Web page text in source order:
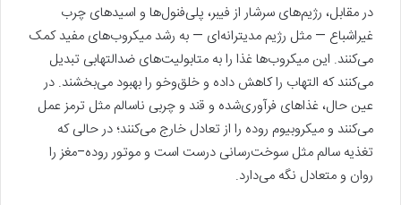
در مقابل، رژیم‌های سرشار از فیبر، پلی‌فنول‌ها و اسیدهای چرب
غیراشباع — مثل رژیم مدیترانه‌ای — به رشد میکروب‌های مفید کمک
می‌کنند. این میکروب‌ها غذا را به متابولیت‌های ضدالتهابی تبدیل
می‌کنند که التهاب را کاهش داده و خلق‌وخو را بهبود می‌بخشند. در
عین حال، غذاهای فرآوری‌شده و قند و چربی ناسالم مثل ترمز عمل
می‌کنند و میکروبیوم روده را از تعادل خارج می‌کنند؛ در حالی که
تغذیه سالم مثل سوخت‌رسانی درست است و موتور روده–مغز را
روان و متعادل نگه می‌دارد.